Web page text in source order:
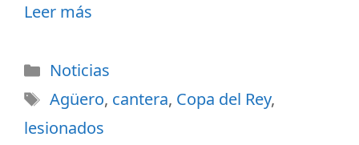
Leer más
Noticias
Agüero, cantera, Copa del Rey,
lesionados